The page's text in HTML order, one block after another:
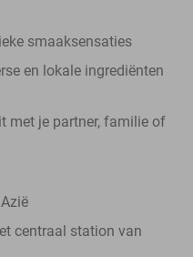
smaaksensaties
en lokale ingrediënten
met je partner, familie of
centraal station van